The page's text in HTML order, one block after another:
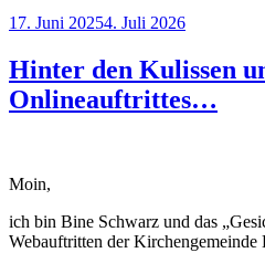
Veröffentlicht
17. Juni 20254. Juli 2026
Hinter den Kulissen
Onlineauftrittes…
Moin,
ich bin Bine Schwarz und das
Webauftritten der